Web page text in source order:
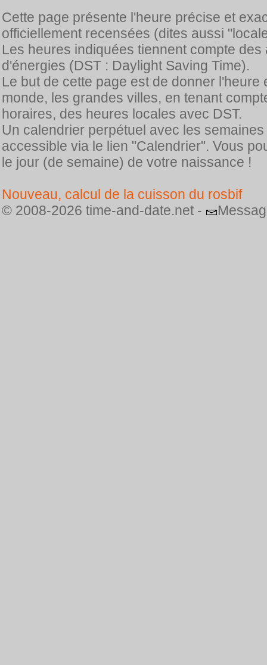
Cette page présente l'heure précise et
officiellement recensées (dites aussi
Les heures indiquées tiennent compte
d'énergies (DST : Daylight Saving Time).
Le but de cette page est de donner
monde, les grandes villes, en tenant
horaires, des heures locales avec DST.
Un calendrier perpétuel avec les
accessible via le lien "Calendrier". Vous
le jour (de semaine) de votre naissance !
Nouveau, calcul de la cuisson du rosbif
© 2008-2026 time-and-date.net -